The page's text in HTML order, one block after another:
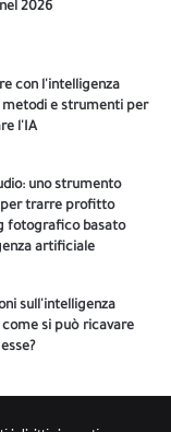
2026
con l'intelligenza
e strumenti per
l'IA
uno strumento
trarre profitto
fotografico basato
artificiale
sull'intelligenza
si può ricavare